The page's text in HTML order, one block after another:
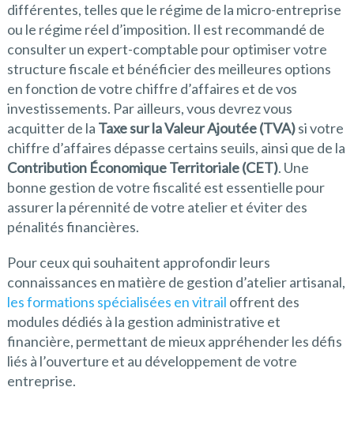
différentes, telles que le régime de la micro-entreprise
ou le régime réel d’imposition. Il est recommandé de
consulter un expert-comptable pour optimiser votre
structure fiscale et bénéficier des meilleures options
en fonction de votre chiffre d’affaires et de vos
investissements. Par ailleurs, vous devrez vous
acquitter de la Taxe sur la Valeur Ajoutée (TVA)si votre
chiffre d’affaires dépasse certains seuils, ainsi que de la
Contribution Économique Territoriale (CET). Une
bonne gestion de votre fiscalité est essentielle pour
assurer la pérennité de votre atelier et éviter des
pénalités financières.
Pour ceux qui souhaitent approfondir leurs
connaissances en matière de gestion d’atelier artisanal,
les formations spécialisées en vitrail offrent des
modules dédiés à la gestion administrative et
financière, permettant de mieux appréhender les défis
liés à l’ouverture et au développement de votre
entreprise.